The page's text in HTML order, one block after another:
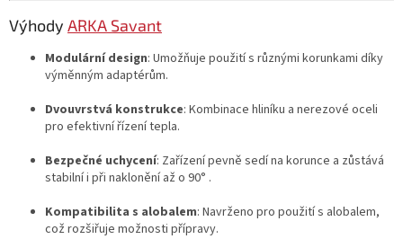
Výhody ARKA Savant
Modulární design: Umožňuje použití s různými korunkami díky
výměnným adaptérům.
Dvouvrstvá konstrukce: Kombinace hliníku a nerezové oceli
pro efektivní řízení tepla.
Bezpečné uchycení: Zařízení pevně sedí na korunce a zůstává
stabilní i při naklonění až o 90° .
Kompatibilita s alobalem: Navrženo pro použití s alobalem,
což rozšiřuje možnosti přípravy.